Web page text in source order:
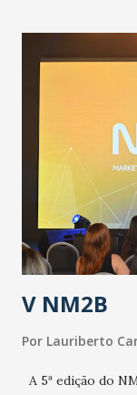
população
públicos e
epidemia
aumento de
de uma epidemia
contaminação
secretário.
contaminação
população e ao
estratificação do
V NM2B
Por Lauriberto
A 5ª edição do